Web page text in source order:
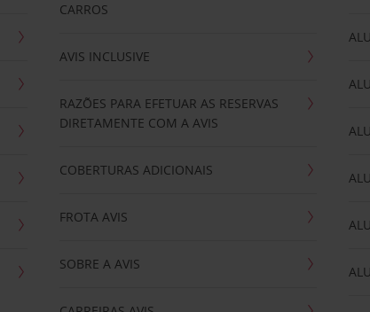
CARROS
AVIS INCLUSIVE
RAZÕES PARA EFETUAR AS RESERVAS
DIRETAMENTE COM A AVIS
COBERTURAS ADICIONAIS
FROTA AVIS
SOBRE A AVIS